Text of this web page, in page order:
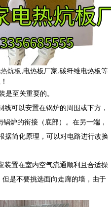
炕板,电热板厂家,碳纤维电热板等
是至关重要的。
可以安置在锅炉的周围或下方，
炉的衔接（底部）。在另一端，
据简化原理，可以对电路进行改换
装置在室内空气流通顺利且合适操
是不要挑选面向走廊的墙，由于